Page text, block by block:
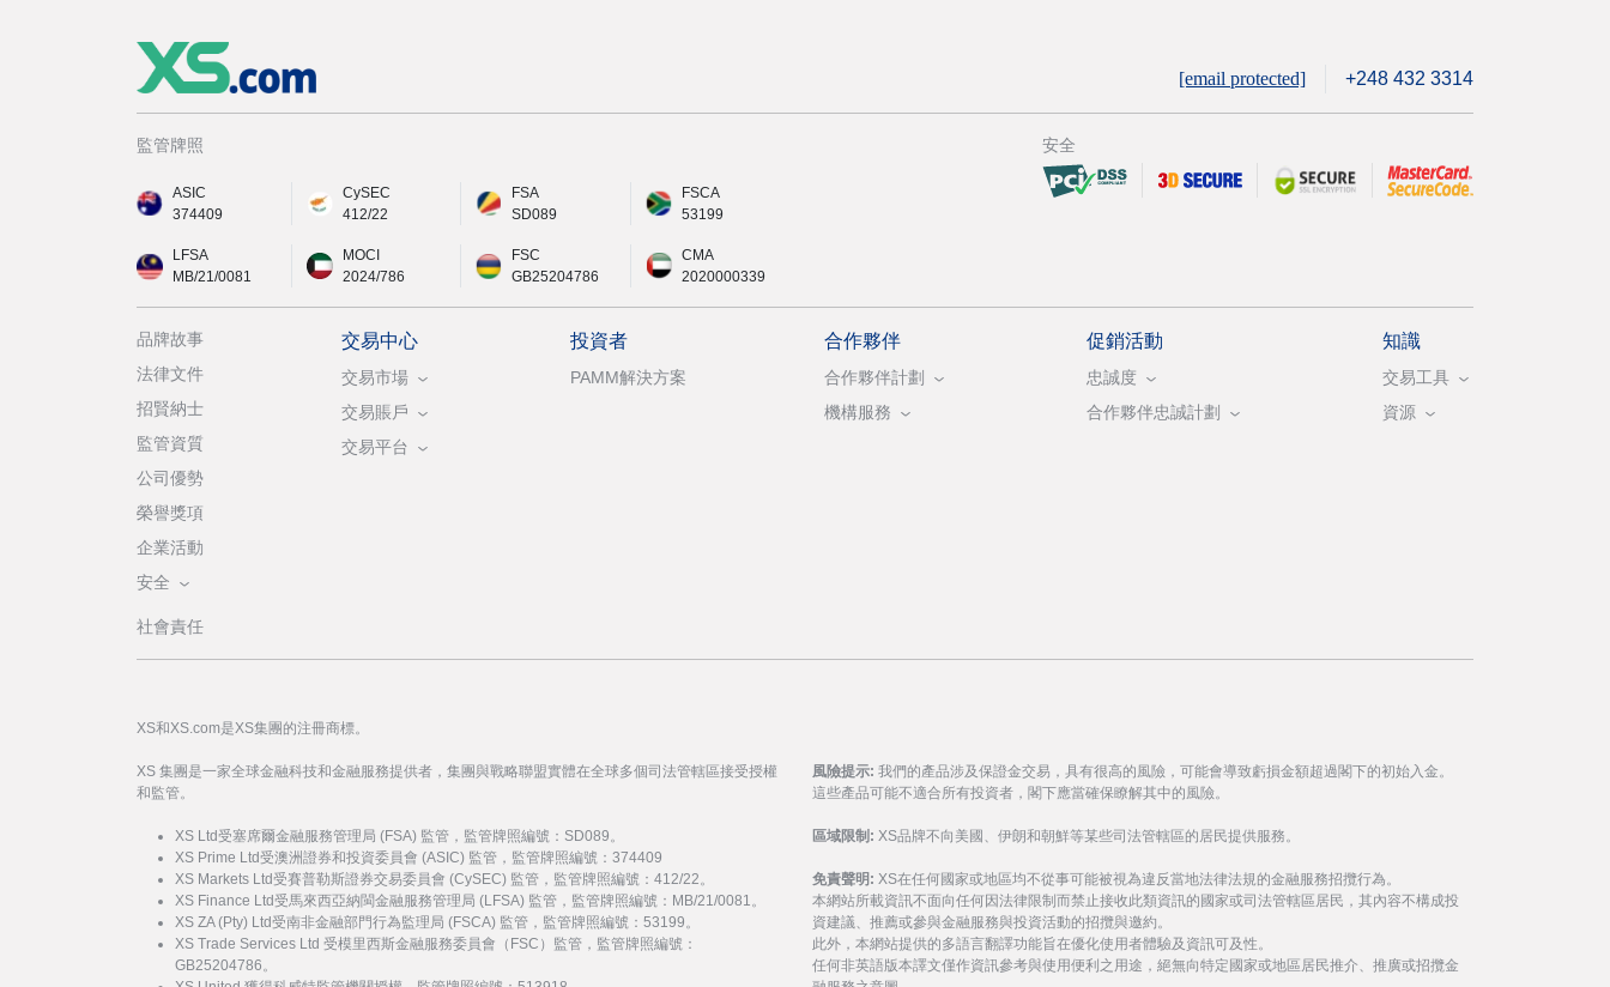
[email protected] +248 432 3314
監管牌照
ASIC
374409
CySEC
412/22
FSA
SD089
FSCA
53199
LFSA
MB/21/0081
MOCI
2024/786
FSC
GB25204786
CMA
2020000339
安全
品牌故事
法律文件
招賢納士
監管資質
公司優勢
榮譽獎項
企業活動
安全
社會責任
交易中心
交易市場
交易賬戶
交易平台
投資者
PAMM解決方案
合作夥伴
合作夥伴計劃
機構服務
促銷活動
忠誠度
合作夥伴忠誠計劃
知識
交易工具
資源
XS和XS.com是XS集團的注冊商標。
XS 集團是一家全球金融科技和金融服務提供者，集團與戰略聯盟實體在全球多個司法管轄區接受授權
和監管。
XS Ltd受塞席爾金融服務管理局 (FSA) 監管，監管牌照編號：SD089。
XS Prime Ltd受澳洲證券和投資委員會 (ASIC) 監管，監管牌照編號：374409
XS Markets Ltd受賽普勒斯證券交易委員會 (CySEC) 監管，監管牌照編號：412/22。
XS Finance Ltd受馬來西亞納閩金融服務管理局 (LFSA) 監管，監管牌照編號：MB/21/0081。
XS ZA (Pty) Ltd受南非金融部門行為監理局 (FSCA) 監管，監管牌照編號：53199。
XS Trade Services Ltd 受模里西斯金融服務委員會（FSC）監管，監管牌照編號：
GB25204786。
風險提示: 我們的產品涉及保證金交易，具有很高的風險，可能會導致虧損金額超過閣下的初始入金。
這些產品可能不適合所有投資者，閣下應當確保瞭解其中的風險。
區域限制: XS品牌不向美國、伊朗和朝鮮等某些司法管轄區的居民提供服務。
免責聲明: XS在任何國家或地區均不從事可能被視為違反當地法律法規的金融服務招攬行為。
本網站所載資訊不面向任何因法律限制而禁止接收此類資訊的國家或司法管轄區居民，其內容不構成投
資建議、推薦或參與金融服務與投資活動的招攬與邀約。
此外，本網站提供的多語言翻譯功能旨在優化使用者體驗及資訊可及性。
任何非英語版本譯文僅作資訊參考與使用便利之用途，絕無向特定國家或地區居民推介、推廣或招攬金